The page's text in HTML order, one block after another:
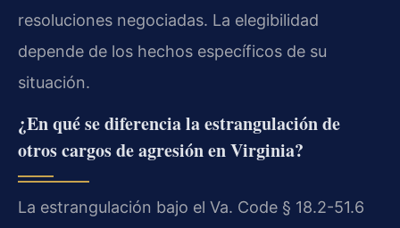
resoluciones negociadas. La elegibilidad
depende de los hechos específicos de su
situación.
¿En qué se diferencia la estrangulación de
otros cargos de agresión en Virginia?
La estrangulación bajo el Va. Code § 18.2-51.6